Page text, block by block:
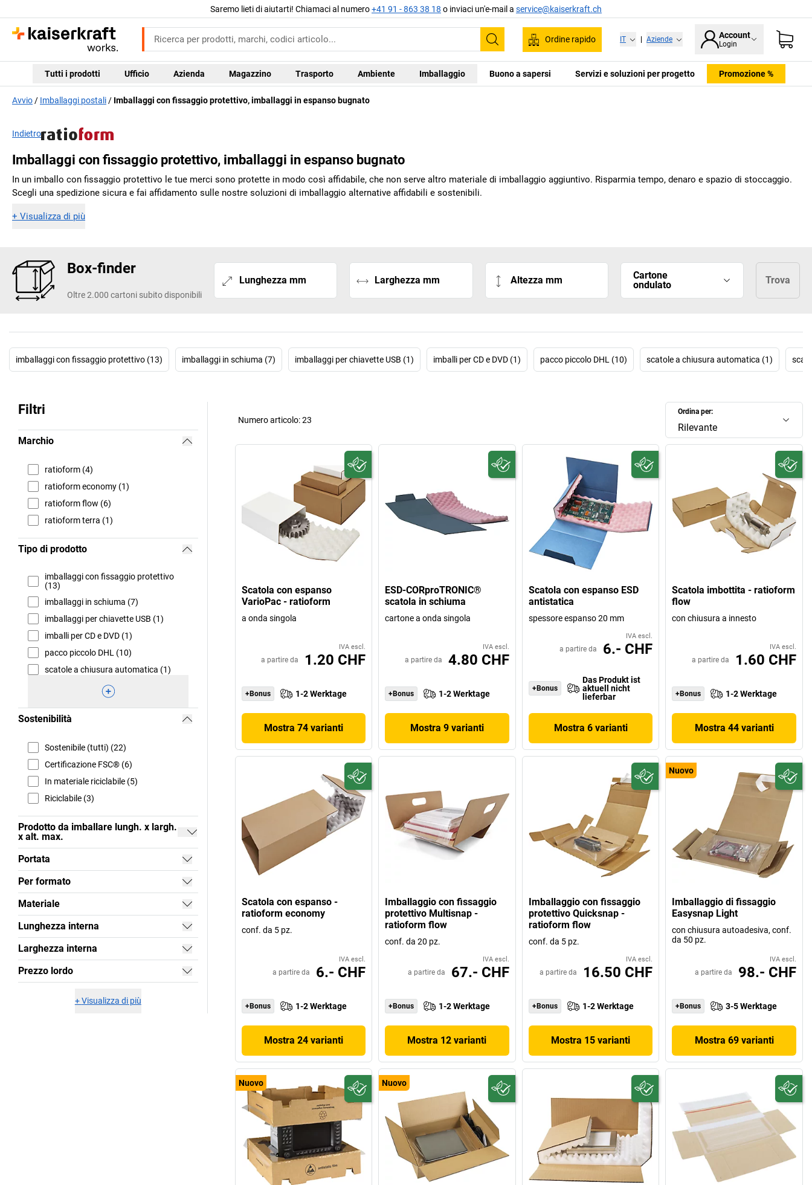
Saremo lieti di aiutarti! Chiamaci al numero+41 91 - 863 38 18 o inviaci un'e-mail a service@kaiserkraft.ch
Trova
Ordine rapido IT Aziende Account
Login
Tutti i prodotti Ufficio Azienda Magazzino Trasporto Ambiente Imballaggio Buono a sapersi Servizi e soluzioni per progetto Promozione %
Avvio Imballaggi postali Imballaggi con fissaggio protettivo, imballaggi in espanso bugnato
Indietro
Imballaggi con fissaggio protettivo, imballaggi in espanso bugnato
In un imballo con fissaggio protettivo le tue merci sono protette in modo così affidabile, che non serve altro materiale di imballaggio aggiuntivo. Risparmia tempo, denaro e spazio di stoccaggio.
Scegli una spedizione sicura e fai affidamento sulle nostre soluzioni di imballaggio alternative affidabili e sostenibili.
+ Visualizza di più
Box-finder
Oltre 2.000 cartoni subito disponibili
Lunghezza mm Larghezza mm Altezza mm
Cartone
ondulato
Trova
imballaggi con fissaggio protettivo (13) imballaggi in schiuma (7) imballaggi per chiavette USB (1) imballi per CD e DVD (1) pacco piccolo DHL (10) scatole a chiusura automatica (1)
Filtri
Marchio
ratioform (4)
ratioform economy (1)
ratioform flow (6)
ratioform terra (1)
Tipo di prodotto
imballaggi con fissaggio protettivo
(13)
imballaggi in schiuma (7)
imballaggi per chiavette USB (1)
imballi per CD e DVD (1)
pacco piccolo DHL (10)
scatole a chiusura automatica (1)
Sostenibilità
Sostenibile (tutti) (22)
Certificazione FSC® (6)
In materiale riciclabile (5)
Riciclabile (3)
Prodotto da imballare lungh. x largh.
x alt. max.
Portata
Per formato
Materiale
Lunghezza interna
Larghezza interna
Prezzo lordo
+Visualizza di più
Ordina per:
Rilevante
Numero articolo:23
Scatola con espanso
VarioPac - ratioform
a onda singola
IVA escl.
a partire da 1.20 CHF
+Bonus 1-2 Werktage
Mostra 74 varianti
ESD-CORproTRONIC®
scatola in schiuma
cartone a onda singola
IVA escl.
a partire da 4.80 CHF
+Bonus 1-2 Werktage
Mostra 9 varianti
Scatola con espanso ESD
antistatica
spessore espanso 20 mm
IVA escl.
a partire da 6.- CHF
+Bonus
Das Produkt ist
aktuell nicht
lieferbar
Mostra 6 varianti
Scatola imbottita - ratioform
flow
con chiusura a innesto
IVA escl.
a partire da 1.60 CHF
+Bonus 1-2 Werktage
Mostra 44 varianti
Scatola con espanso -
ratioform economy
conf. da 5 pz.
IVA escl.
a partire da 6.- CHF
+Bonus 1-2 Werktage
Mostra 24 varianti
Imballaggio con fissaggio
protettivo Multisnap -
ratioform flow
conf. da 20 pz.
IVA escl.
a partire da 67.- CHF
+Bonus 1-2 Werktage
Mostra 12 varianti
Imballaggio con fissaggio
protettivo Quicksnap -
ratioform flow
conf. da 5 pz.
IVA escl.
a partire da 16.50 CHF
+Bonus 1-2 Werktage
Mostra 15 varianti
Nuovo
Imballaggio di fissaggio
Easysnap Light
con chiusura autoadesiva, conf.
da 50 pz.
IVA escl.
a partire da 98.- CHF
+Bonus 3-5 Werktage
Mostra 69 varianti
Nuovo Nuovo